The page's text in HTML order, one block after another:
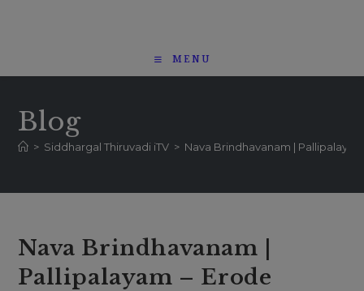
MENU
Blog
> Siddhargal Thiruvadi iTV > Nava Brindhavanam |
Nava Brindhavanam |
Pallipalayam – Erode